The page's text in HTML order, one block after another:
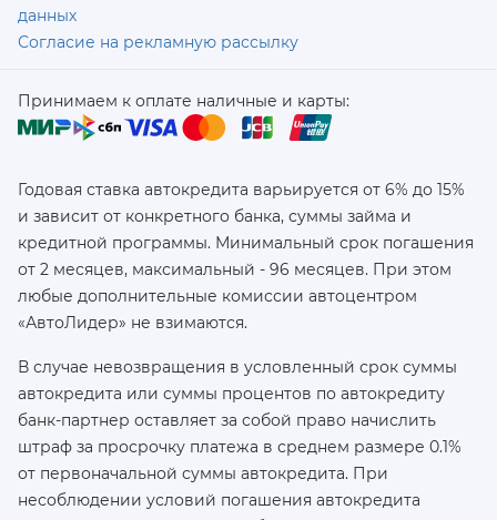
данных
Согласие на рекламную рассылку
Принимаем к оплате наличные и карты:
Годовая ставка автокредита варьируется от 6% до 15%
и зависит от конкретного банка, суммы займа и
кредитной программы. Минимальный срок погашения
от 2 месяцев, максимальный - 96 месяцев. При этом
любые дополнительные комиссии автоцентром
«АвтоЛидер» не взимаются.
В случае невозвращения в условленный срок суммы
автокредита или суммы процентов по автокредиту
банк-партнер оставляет за собой право начислить
штраф за просрочку платежа в среднем размере 0.1%
от первоначальной суммы автокредита. При
несоблюдении условий погашения автокредита